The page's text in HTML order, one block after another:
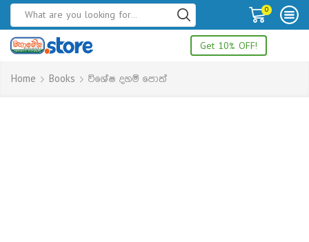
0
Get 10% OFF!
Home Books විශේෂ දහම් පොත්